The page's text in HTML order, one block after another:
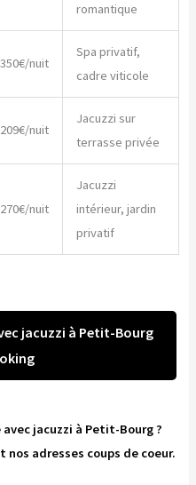
romantique
350€/nuit
Spa privatif,
cadre viticole
209€/nuit
Jacuzzi sur
terrasse privée
270€/nuit
Jacuzzi
intérieur, jardin
privatif
jacuzzi à Petit-Bourg
avec jacuzzi à Petit-Bourg ?
adresses coups de coeur.